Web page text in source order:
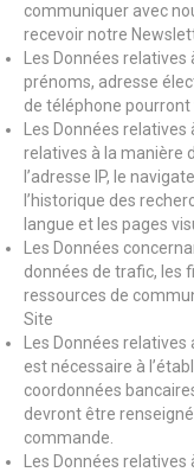
communiquer avec
recevoir notre
Les Données
prénoms, adresse
de téléphone pourront
Les Données
relatives à la manière
l’adresse IP, le
l’historique des
langue et les pages
Les Données
données de trafic, les
ressources de
Site
Les Données
est nécessaire à
coordonnées
devront être
commande.
Les Données